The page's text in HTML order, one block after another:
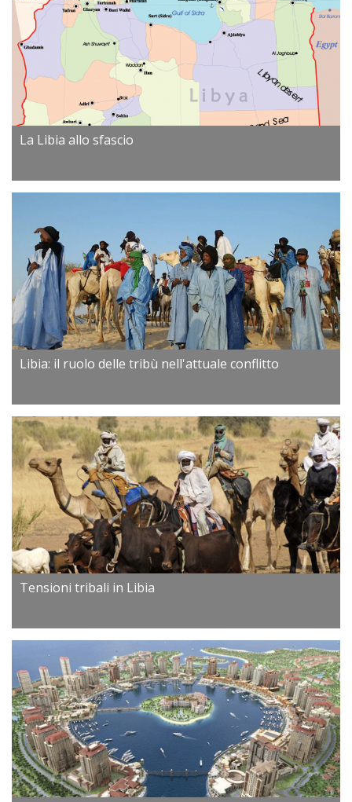
La Libia allo sfascio
Libia: il ruolo delle tribù nell'attuale conflitto
Tensioni tribali in Libia